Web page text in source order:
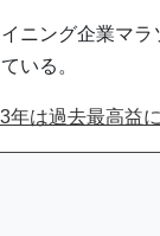
ニング企業マ
いる。
年は過去最高益に